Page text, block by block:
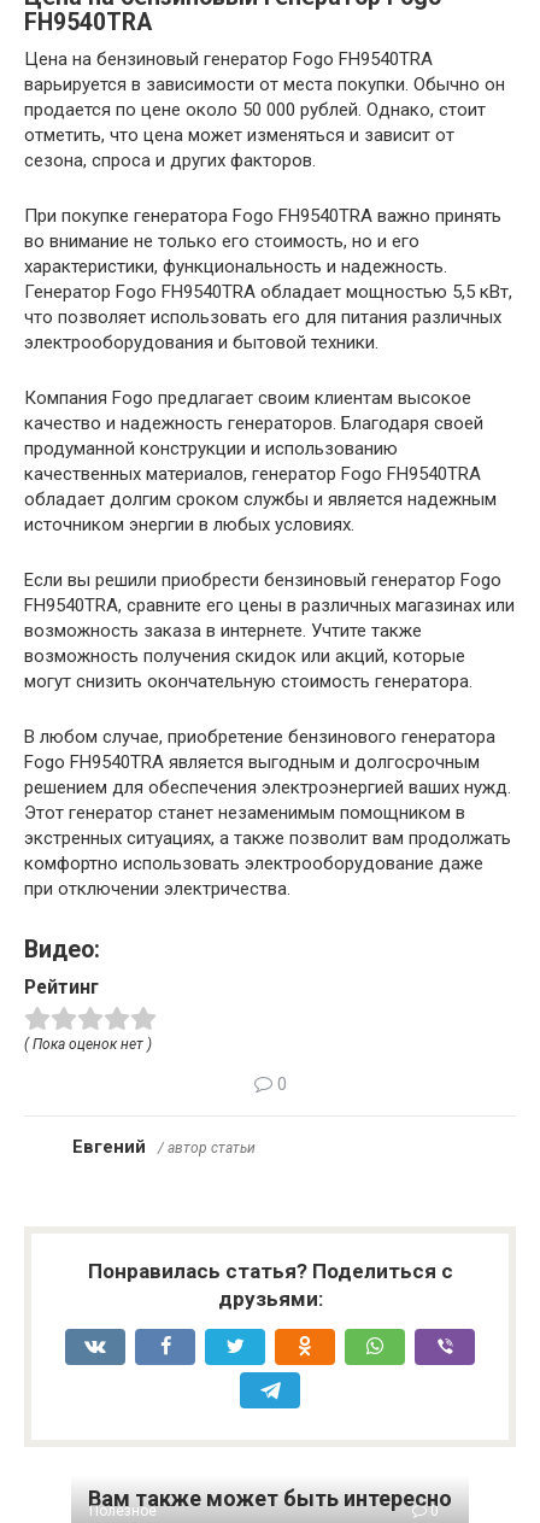
FH9540TRA
Цена на бензиновый генератор Fogo FH9540TRA
варьируется в зависимости от места покупки. Обычно он
продается по цене около 50 000 рублей. Однако, стоит
отметить, что цена может изменяться и зависит от
сезона, спроса и других факторов.
При покупке генератора Fogo FH9540TRA важно принять
во внимание не только его стоимость, но и его
характеристики, функциональность и надежность.
Генератор Fogo FH9540TRA обладает мощностью 5,5 кВт,
что позволяет использовать его для питания различных
электрооборудования и бытовой техники.
Компания Fogo предлагает своим клиентам высокое
качество и надежность генераторов. Благодаря своей
продуманной конструкции и использованию
качественных материалов, генератор Fogo FH9540TRA
обладает долгим сроком службы и является надежным
источником энергии в любых условиях.
Если вы решили приобрести бензиновый генератор Fogo
FH9540TRA, сравните его цены в различных магазинах или
возможность заказа в интернете. Учтите также
возможность получения скидок или акций, которые
могут снизить окончательную стоимость генератора.
В любом случае, приобретение бензинового генератора
Fogo FH9540TRA является выгодным и долгосрочным
решением для обеспечения электроэнергией ваших нужд.
Этот генератор станет незаменимым помощником в
экстренных ситуациях, а также позволит вам продолжать
комфортно использовать электрооборудование даже
при отключении электричества.
Видео:
Рейтинг
( Пока оценок нет )
0
Евгений / автор статьи
Понравилась статья? Поделиться с
друзьями:
Вам также может быть интересно
Полезное 0